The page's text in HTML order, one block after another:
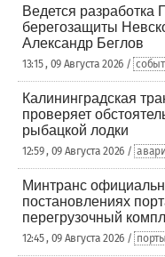
Ведется разработка
берегозащиты
Александр Беглов
13:15 , 09 Августа 2026 /
Калининградская
проверяет
рыбацкой лодки
12:59 , 09 Августа 2026 /
Минтранс
постановлениях
перегрузочный
12:45 , 09 Августа 2026 / порты